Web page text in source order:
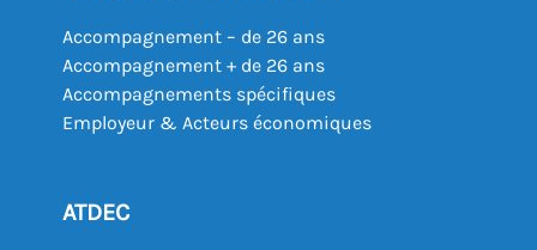
Accompagnement – de 26 ans
Accompagnement + de 26 ans
Accompagnements spécifiques
Employeur & Acteurs économiques
ATDEC